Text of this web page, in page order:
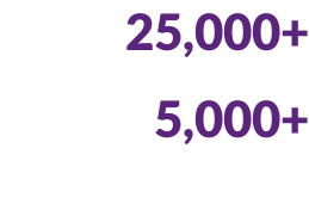
25,000+
5,000+